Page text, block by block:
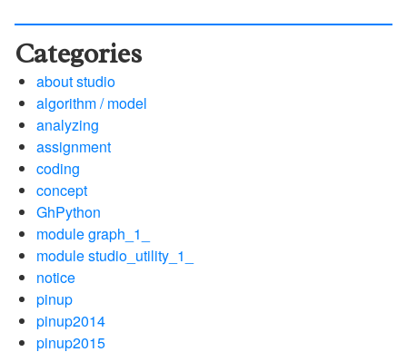
Categories
about studio
algorithm / model
analyzing
assignment
coding
concept
GhPython
module graph_1_
module studio_utility_1_
notice
pinup
pinup2014
pinup2015